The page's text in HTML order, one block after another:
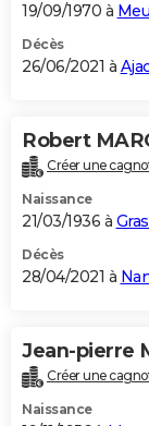
19/09/1970 à
Décès
26/06/2021 à
Robert
Créer une
Naissance
21/03/1936 à
Décès
28/04/2021 à
Jean-pierre
Créer une
Naissance